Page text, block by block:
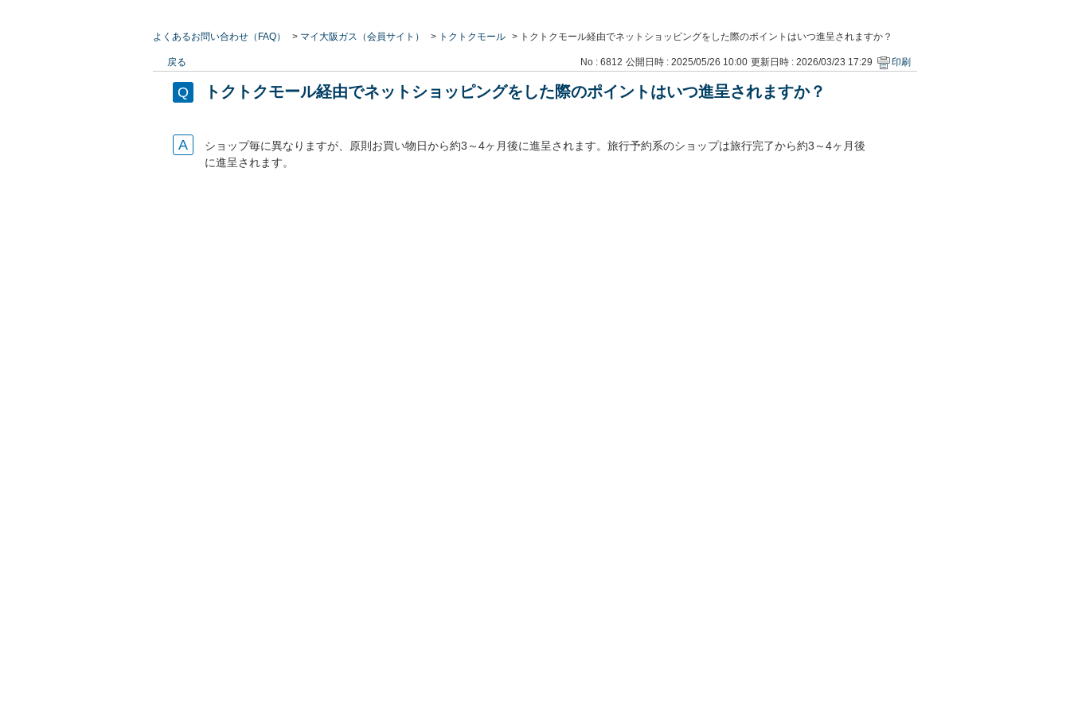
よくあるお問い合わせ（FAQ） > マイ大阪ガス（会員サイト） > トクトクモール > トクトクモール経由でネットショッピングをした際のポイントはいつ進呈されますか？
戻る No : 6812 公開日時 : 2025/05/26 10:00 更新日時 : 2026/03/23 17:29 印刷
トクトクモール経由でネットショッピングをした際のポイントはいつ進呈されますか？
ショップ毎に異なりますが、原則お買い物日から約3～4ヶ月後に進呈されます。旅行予約系のショップは旅行完了から約3～4ヶ月後
に進呈されます。